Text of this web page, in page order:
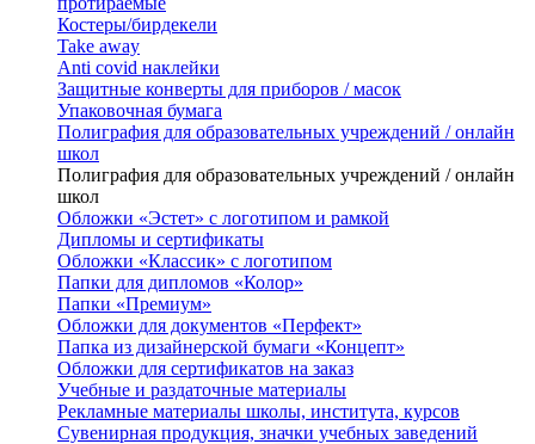
Костеры/бирдекели
Take away
Anti covid наклейки
Защитные конверты для приборов / масок
Упаковочная бумага
Полиграфия для образовательных учреждений / онлайн
школ
Полиграфия для образовательных учреждений / онлайн
школ
Обложки «Эстет» с логотипом и рамкой
Дипломы и сертификаты
Обложки «Классик» с логотипом
Папки для дипломов «Колор»
Папки «Премиум»
Обложки для документов «Перфект»
Папка из дизайнерской бумаги «Концепт»
Обложки для сертификатов на заказ
Учебные и раздаточные материалы
Рекламные материалы школы, института, курсов
Сувенирная продукция, значки учебных заведений